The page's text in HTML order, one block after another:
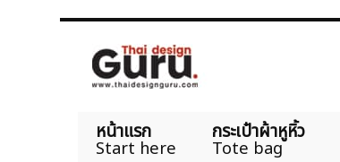
หน้าแรก
Start here
กระเป๋าผ้าหูหิ้ว
Tote bag